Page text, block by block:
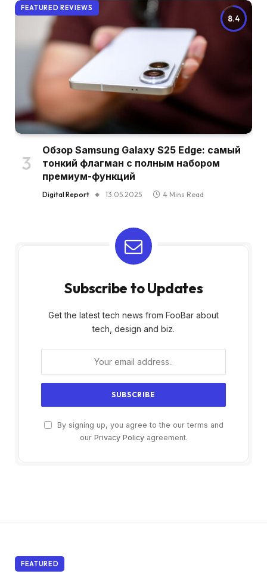
8.4
FEATURED REVIEWS
Обзор Samsung Galaxy S25 Edge: самый
тонкий флагман с полным набором
премиум-функций
Digital Report 13.05.2025 4 Mins Read
Subscribe to Updates
Get the latest tech news from FooBar about
tech, design and biz.
By signing up, you agree to the our terms and
our Privacy Policyagreement.
FEATURED